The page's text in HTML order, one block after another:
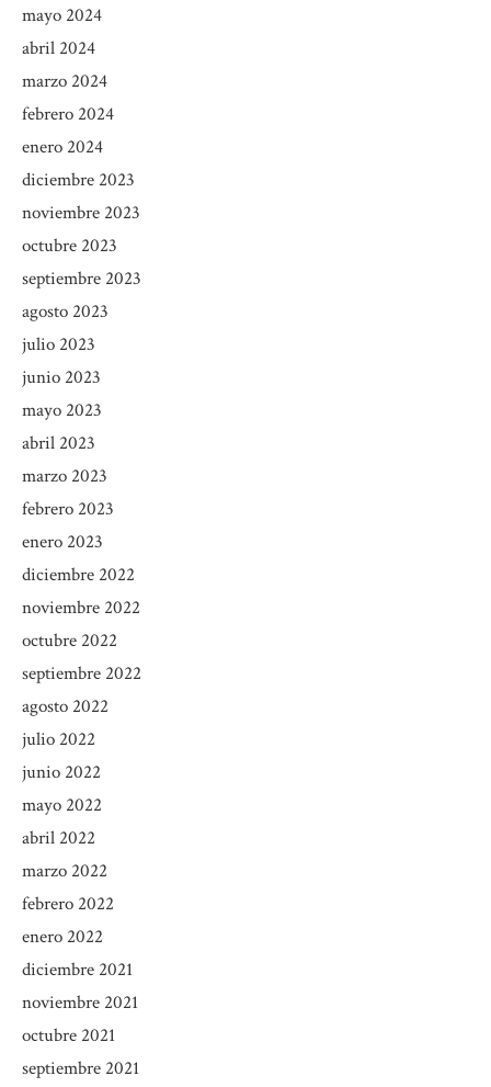
mayo 2024
abril 2024
marzo 2024
febrero 2024
enero 2024
diciembre 2023
noviembre 2023
octubre 2023
septiembre 2023
agosto 2023
julio 2023
junio 2023
mayo 2023
abril 2023
marzo 2023
febrero 2023
enero 2023
diciembre 2022
noviembre 2022
octubre 2022
septiembre 2022
agosto 2022
julio 2022
junio 2022
mayo 2022
abril 2022
marzo 2022
febrero 2022
enero 2022
diciembre 2021
noviembre 2021
octubre 2021
septiembre 2021